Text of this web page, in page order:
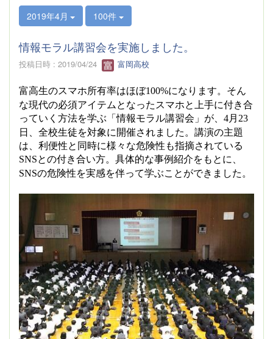
2019年4月 100件
情報モラル講習会を実施しました。
投稿日時 : 2019/04/24 富岡高校
富高生のスマホ所有率はほぼ100%になります。そん
な現代の必須アイテムとなったスマホと上手に付き合
っていく方法を学ぶ「情報モラル講習会」が、
4月 23
日、全校生徒を対象に開催されました。講演の主題
は、利便性と同時に様々な危険性も指摘されている
SNSとの付き合い方。具体的な事例紹介をもとに、
SNSの危険性を実感を伴って学ぶことができました。